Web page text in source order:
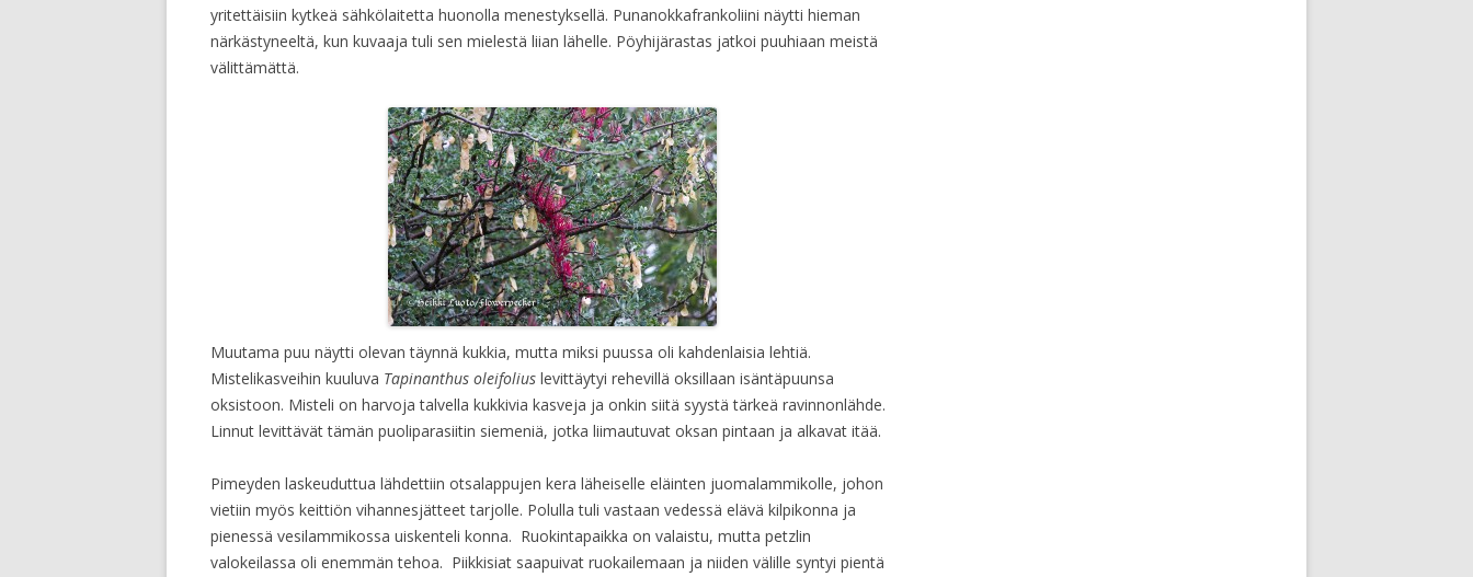
yritettäisiin kytkeä sähkölaitetta huonolla menestyksellä. Punanokkafrankoliini näytti hieman
närkästyneeltä, kun kuvaaja tuli sen mielestä liian lähelle. Pöyhijärastas jatkoi puuhiaan meistä
välittämättä.
Muutama puu näytti olevan täynnä kukkia, mutta miksi puussa oli kahdenlaisia lehtiä.
Mistelikasveihin kuuluva Tapinanthus oleifolius levittäytyi rehevillä oksillaan isäntäpuunsa
oksistoon. Misteli on harvoja talvella kukkivia kasveja ja onkin siitä syystä tärkeä ravinnonlähde.
Linnut levittävät tämän puoliparasiitin siemeniä, jotka liimautuvat oksan pintaan ja alkavat itää.
Pimeyden laskeuduttua lähdettiin otsalappujen kera läheiselle eläinten juomalammikolle, johon
vietiin myös keittiön vihannesjätteet tarjolle. Polulla tuli vastaan vedessä elävä kilpikonna ja
pienessä vesilammikossa uiskenteli konna. Ruokintapaikka on valaistu, mutta petzlin
valokeilassa oli enemmän tehoa. Piikkisiat saapuivat ruokailemaan ja niiden välille syntyi pientä